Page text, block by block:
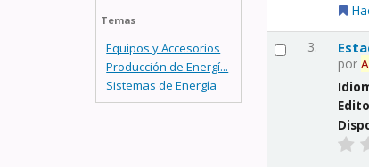
Temas
Equipos y Accesorios
Producción de Energí...
Sistemas de Energía
3.
por